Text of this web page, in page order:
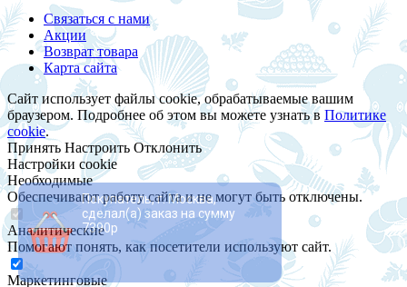
Связаться с нами
Акции
Возврат товара
Карта сайта
Покупатель, г. Москва,
сделал(а) заказ на сумму
7390р
Сайт использует файлы cookie, обрабатываемые вашим
браузером. Подробнее об этом вы можете узнать в Политике
cookie.
Принять Настроить Отклонить
Настройки cookie
Необходимые
Обеспечивают работу сайта и не могут быть отключены.
Аналитические
Помогают понять, как посетители используют сайт.
Маркетинговые